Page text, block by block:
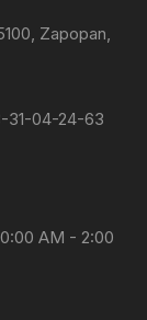
Zapopan,
31-04-24-63
AM - 2:00